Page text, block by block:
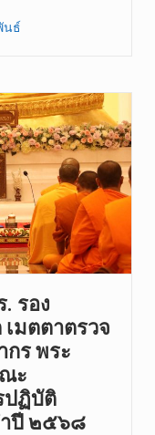
นธ์
รอง
มตตาตรวจ
กร พระ
ะ
ปฏิบัติ
ปี ๒๕๖๘